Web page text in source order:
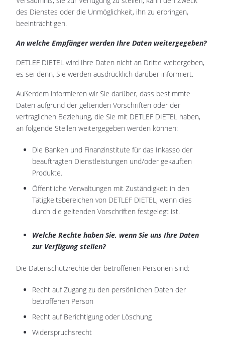
des Dienstes oder die Unmöglichkeit, ihn zu erbringen,
beeinträchtigen.
An welche Empfänger werden Ihre Daten weitergegeben?
DETLEF DIETEL wird Ihre Daten nicht an Dritte weitergeben,
es sei denn, Sie werden ausdrücklich darüber informiert.
Außerdem informieren wir Sie darüber, dass bestimmte
Daten aufgrund der geltenden Vorschriften oder der
vertraglichen Beziehung, die Sie mit DETLEF DIETEL haben,
an folgende Stellen weitergegeben werden können:
Die Banken und Finanzinstitute für das Inkasso der
beauftragten Dienstleistungen und/oder gekauften
Produkte.
Öffentliche Verwaltungen mit Zuständigkeit in den
Tätigkeitsbereichen von DETLEF DIETEL, wenn dies
durch die geltenden Vorschriften festgelegt ist.
Welche Rechte haben Sie, wenn Sie uns Ihre Daten
zur Verfügung stellen?
Die Datenschutzrechte der betroffenen Personen sind:
Recht auf Zugang zu den persönlichen Daten der
betroffenen Person
Recht auf Berichtigung oder Löschung
Widerspruchsrecht